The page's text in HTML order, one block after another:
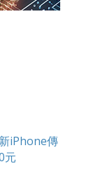
iPhone傳
元